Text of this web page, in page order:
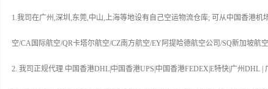
1.我司在广州,深圳,东莞,中山,上海等地设有自己空运物流仓库; 可从中国香港
空/CA国际航空/QR卡塔尔航空/CZ南方航空/EY阿提哈德航空公司/SQ新加坡
2. 我司正规代理 中国香港DHL|中国香港UPS|中国香港FEDEX|E特快|广州DHL